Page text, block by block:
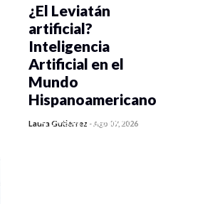
0 veces compartido
¿El Leviatán
artificial?
Inteligencia
Artificial en el
Mundo
Hispanoamericano
Laura Gutiérrez -Ago 07, 2026